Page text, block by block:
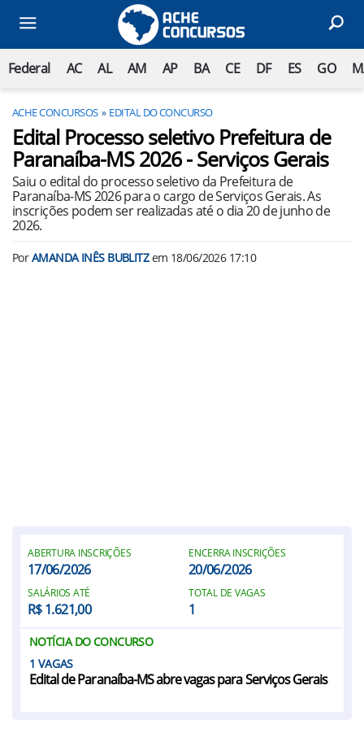
Federal AC AL AM AP BA CE DF ES GO
ACHE CONCURSOS EDITAL DO CONCURSO
Edital Processo seletivo Prefeitura de
Paranaíba-MS 2026 - Serviços Gerais
Saiu o edital do processo seletivo da Prefeitura de
Paranaíba-MS 2026 para o cargo de Serviços Gerais. As
inscrições podem ser realizadas até o dia 20 de junho de
2026.
PorAMANDA INÊS BUBLITZem 18/06/2026 17:10
ABERTURA INSCRIÇÕES
17/06/2026
ENCERRA INSCRIÇÕES
20/06/2026
SALÁRIOS ATÉ
R$ 1.621,00
TOTAL DE VAGAS
1
NOTÍCIA DO CONCURSO
1
Edital de Paranaíba-MS abre vagas para Serviços Gerais